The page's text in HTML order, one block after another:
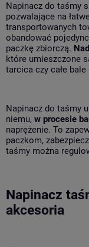
Napinacz do taśmy
pozwalające na
transportowanych
obandować
paczkę zbiorczą.
które umieszczone
tarcica czy całe bale
Napinacz do taśmy
niemu, w procesie
naprężenie. To
paczkom,
taśmy można
Napinacz
akcesoria